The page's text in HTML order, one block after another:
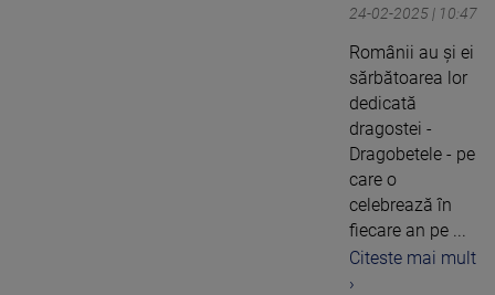
24-02-2025 | 10:47
Românii au și ei
sărbătoarea lor
dedicată
dragostei -
Dragobetele - pe
care o
celebrează în
fiecare an pe ...
Citeste mai mult
›